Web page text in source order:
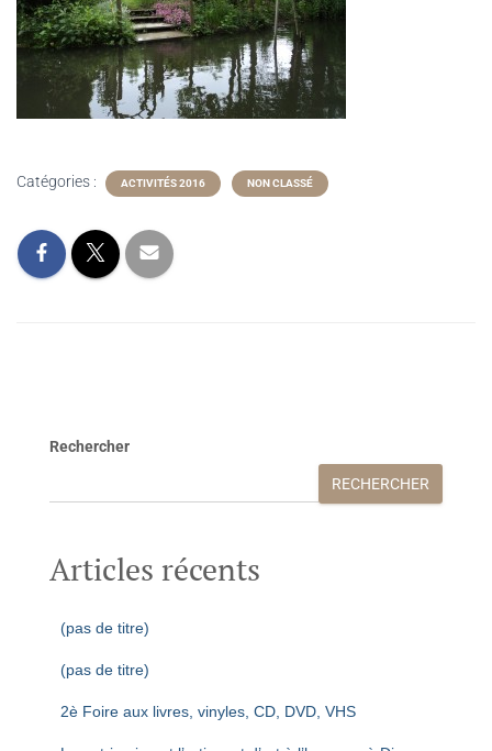
Catégories : ACTIVITÉS 2016 NON CLASSÉ
Rechercher
RECHERCHER
Articles récents
(pas de titre)
(pas de titre)
2è Foire aux livres, vinyles, CD, DVD, VHS